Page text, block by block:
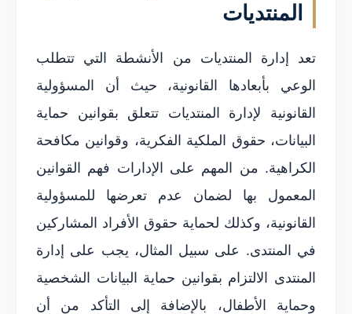
المنتديات
تعد إدارة المنتديات من الأنشطة التي تتطلب
الوعي بأبعادها القانونية، حيث أن المسؤولية
القانونية لإدارة المنتديات تتعلق بقوانين حماية
البيانات، حقوق الملكية الفكرية، وقوانين مكافحة
الكراهية. من المهم على الإدارات فهم القوانين
المعمول بها لضمان عدم تعرضها للمسؤولية
القانونية، وكذلك لحماية حقوق الأفراد المشاركين
في المنتدى. على سبيل المثال، يجب على إدارة
المنتدى الالتزام بقوانين حماية البيانات الشخصية
وحماية الأطفال، بالإضافة إلى التأكد من أن